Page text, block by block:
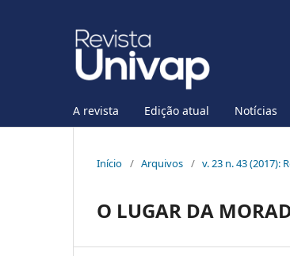
A revista Edição atual Notícias
Início / Arquivos / v. 23 n. 43 (2017):
O LUGAR DA